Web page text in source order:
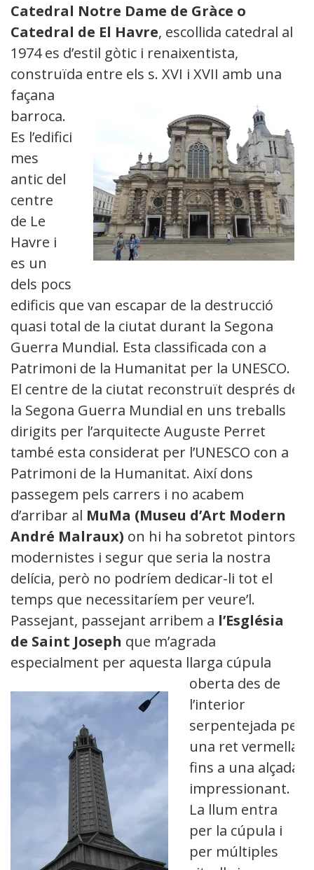
Catedral Notre Dame de Gràce o
Catedral de El Havre, escollida catedral al
1974 es d’estil gòtic i renaixentista,
construïda entre els s. XVI i XVII amb una
façana
barroca.
Es l’edifici
mes
antic del
centre
de Le
Havre i
es un
dels pocs
edificis que van escapar de la destrucció
quasi total de la ciutat durant la Segona
Guerra Mundial. Esta classificada con a
Patrimoni de la Humanitat per la UNESCO.
El centre de la ciutat reconstruït després de
la Segona Guerra Mundial en uns treballs
dirigits per l’arquitecte Auguste Perret
també esta considerat per l’UNESCO con a
Patrimoni de la Humanitat. Així dons
passegem pels carrers i no acabem
d’arribar al MuMa (Museu d’Art Modern
André Malraux) on hi ha sobretot pintors
modernistes i segur que seria la nostra
delícia, però no podríem dedicar-li tot el
temps que necessitaríem per veure’l.
Passejant, passejant arribem a l’Església
de Saint Joseph que m’agrada
especialment per aquesta llarga cúpula
oberta des de
l’interior
serpentejada per
una ret vermella
fins a una alçada
impressionant.
La llum entra
per la cúpula i
per múltiples